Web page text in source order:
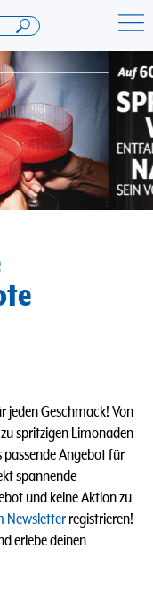
jeden Geschmack! Von
spritzigen Limonaden
Angebot für
spannende
und keine Aktion zu
Newsletterregistrieren!
erlebe deinen